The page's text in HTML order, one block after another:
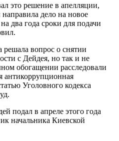
это решение в апелляции,
дело на новое
два года сроки для подачи
решала вопрос о снятии
с Дейдея, но так и не
обогащении расследовали
Уголовного кодекса
подал в апреле этого года
начальника Киевской